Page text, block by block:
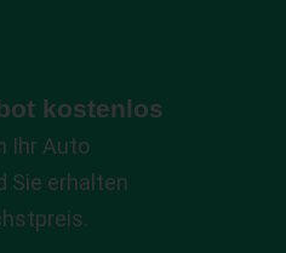
kostenlos
Ihr Auto
Sie erhalten